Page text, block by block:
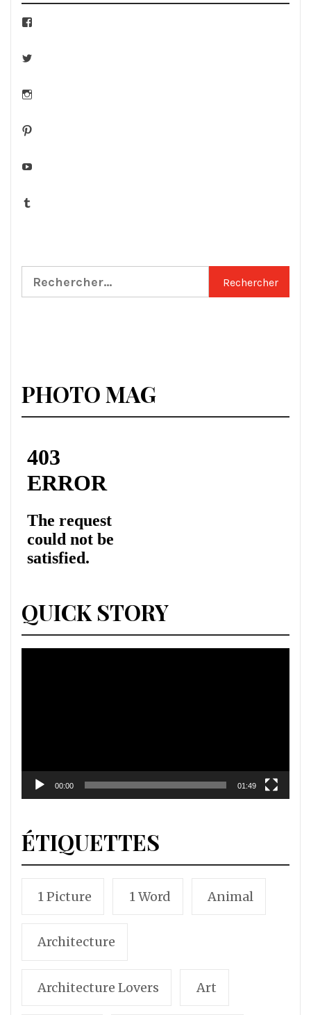
Facebook
Twitter
Instagram
Pinterest
YouTube
Tumblr
Rechercher :
PHOTO MAG
QUICK STORY
00:00 01:49
ÉTIQUETTES
1 Picture 1 Word Animal
Architecture
Architecture Lovers Art